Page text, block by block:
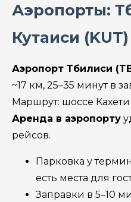
Аэропорты:
Кутаиси (KUT)
Аэропорт Тбилиси
~17 км, 25–35 минут в
Маршрут: шоссе
Аренда в аэропорту
рейсов.
Парковка у
есть места для
Заправки в 5–10